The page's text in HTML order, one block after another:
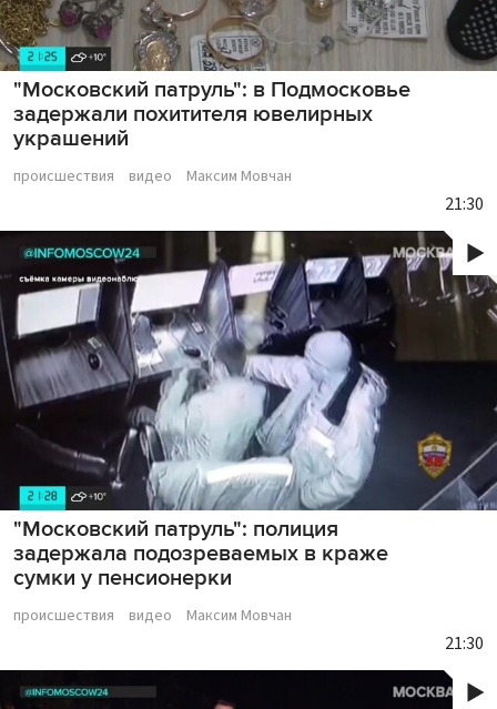
"Московский патруль": в Подмосковье
задержали похитителя ювелирных
украшений
происшествия видео Максим Мовчан
"Московский патруль": полиция
задержала подозреваемых в краже
сумки у пенсионерки
21:30
происшествия видео Максим Мовчан
21:30